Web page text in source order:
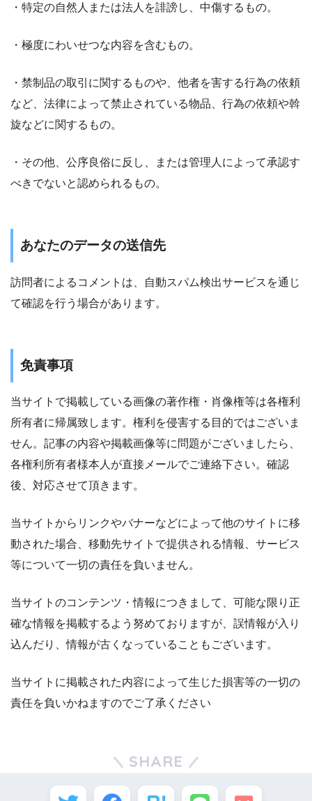
・特定の自然人または法人を誹謗し、中傷するもの。
・極度にわいせつな内容を含むもの。
・禁制品の取引に関するものや、他者を害する行為の依頼
など、法律によって禁止されている物品、行為の依頼や斡
旋などに関するもの。
・その他、公序良俗に反し、または管理人によって承認す
べきでないと認められるもの。
あなたのデータの送信先
訪問者によるコメントは、自動スパム検出サービスを通じ
て確認を行う場合があります。
免責事項
当サイトで掲載している画像の著作権・肖像権等は各権利
所有者に帰属致します。権利を侵害する目的ではございま
せん。記事の内容や掲載画像等に問題がございましたら、
各権利所有者様本人が直接メールでご連絡下さい。確認
後、対応させて頂きます。
当サイトからリンクやバナーなどによって他のサイトに移
動された場合、移動先サイトで提供される情報、サービス
等について一切の責任を負いません。
当サイトのコンテンツ・情報につきまして、可能な限り正
確な情報を掲載するよう努めておりますが、誤情報が入り
込んだり、情報が古くなっていることもございます。
当サイトに掲載された内容によって生じた損害等の一切の
責任を負いかねますのでご了承ください
SHARE